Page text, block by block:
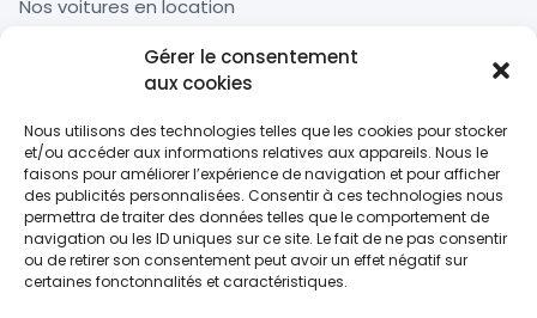
Gérer le consentement
aux cookies
Nous utilisons des technologies telles que les cookies pour stocker
et/ou accéder aux informations relatives aux appareils. Nous le
faisons pour améliorer l’expérience de navigation et pour afficher
des publicités personnalisées. Consentir à ces technologies nous
permettra de traiter des données telles que le comportement de
navigation ou les ID uniques sur ce site. Le fait de ne pas consentir
ou de retirer son consentement peut avoir un effet négatif sur
certaines fonctonnalités et caractéristiques.
Nos voitures en location
INFOS LÉGALES
Mentions Légales
Politique de confidentialité
Politique de cookies (UE)